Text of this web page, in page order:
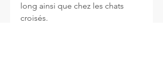
long ainsi que chez les chats
croisés.